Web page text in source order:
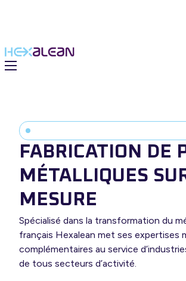
solutions
Groupe
FABRICATION DE
MÉTALLIQUES
MESURE
Spécialisé dans la transformation du
français Hexalean met ses expertises
complémentaires au service
de tous secteurs d’activité.